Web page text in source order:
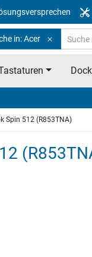
in: Acer
Spin 512 (R853TNA)